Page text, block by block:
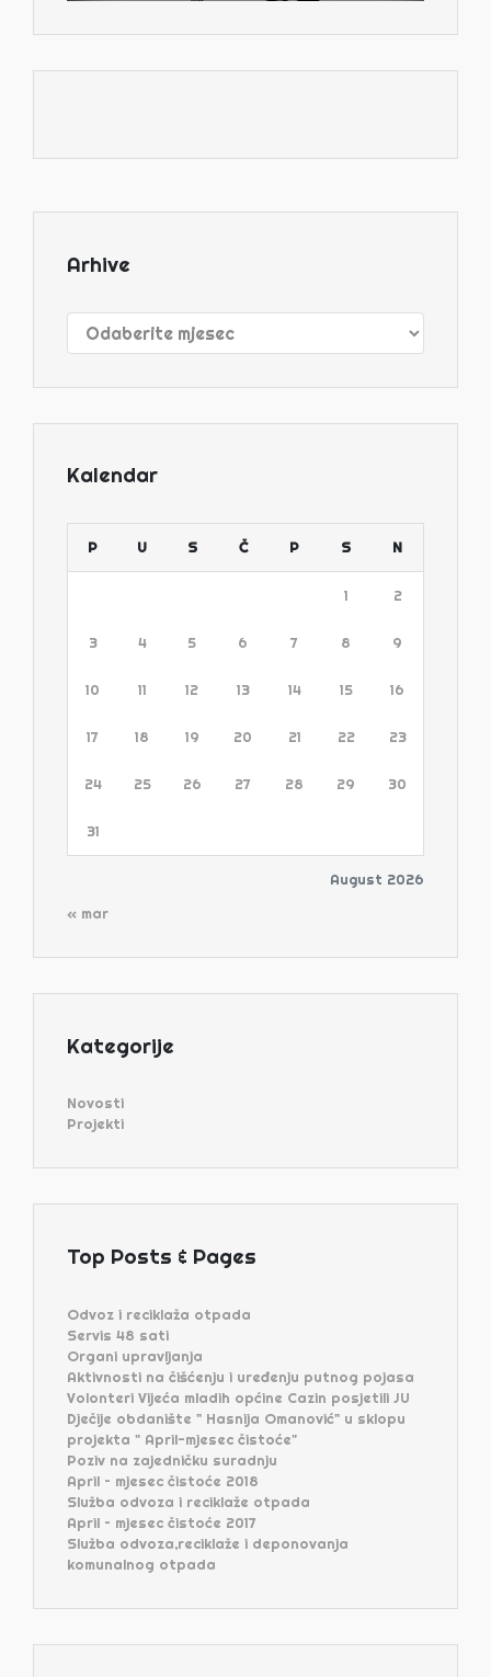
Arhive
Arhive
Kalendar
August 2026
P U S Č P S N
1 2
3 4 5 6 7 8 9
10 11 12 13 14 15 16
17 18 19 20 21 22 23
24 25 26 27 28 29 30
31
« mar
Kategorije
Novosti
Projekti
Top Posts & Pages
Odvoz i reciklaža otpada
Servis 48 sati
Organi upravljanja
Aktivnosti na čišćenju i uređenju putnog pojasa
Volonteri Vijeća mladih općine Cazin posjetili JU
Dječije obdanište " Hasnija Omanović" u sklopu
projekta " April-mjesec čistoće"
Poziv na zajedničku suradnju
April – mjesec čistoće 2018
Služba odvoza i reciklaže otpada
April – mjesec čistoće 2017
Služba odvoza,reciklaže i deponovanja
komunalnog otpada